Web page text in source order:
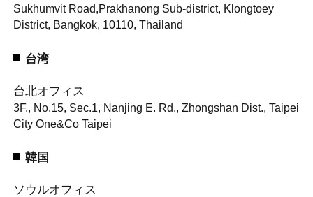
Sukhumvit Road,Prakhanong Sub-district, Klongtoey
District, Bangkok, 10110, Thailand
台湾
台北オフィス
3F., No.15, Sec.1, Nanjing E. Rd., Zhongshan Dist., Taipei
City One&Co Taipei
韓国
ソウルオフィス